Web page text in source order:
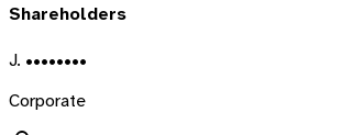
Shareholders
J. ••••••••
Corporate